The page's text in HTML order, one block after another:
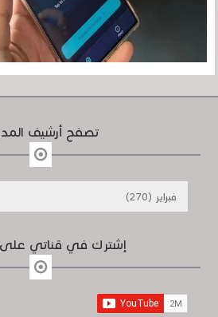
تصفح أرشيف
إشترك في قناتي على